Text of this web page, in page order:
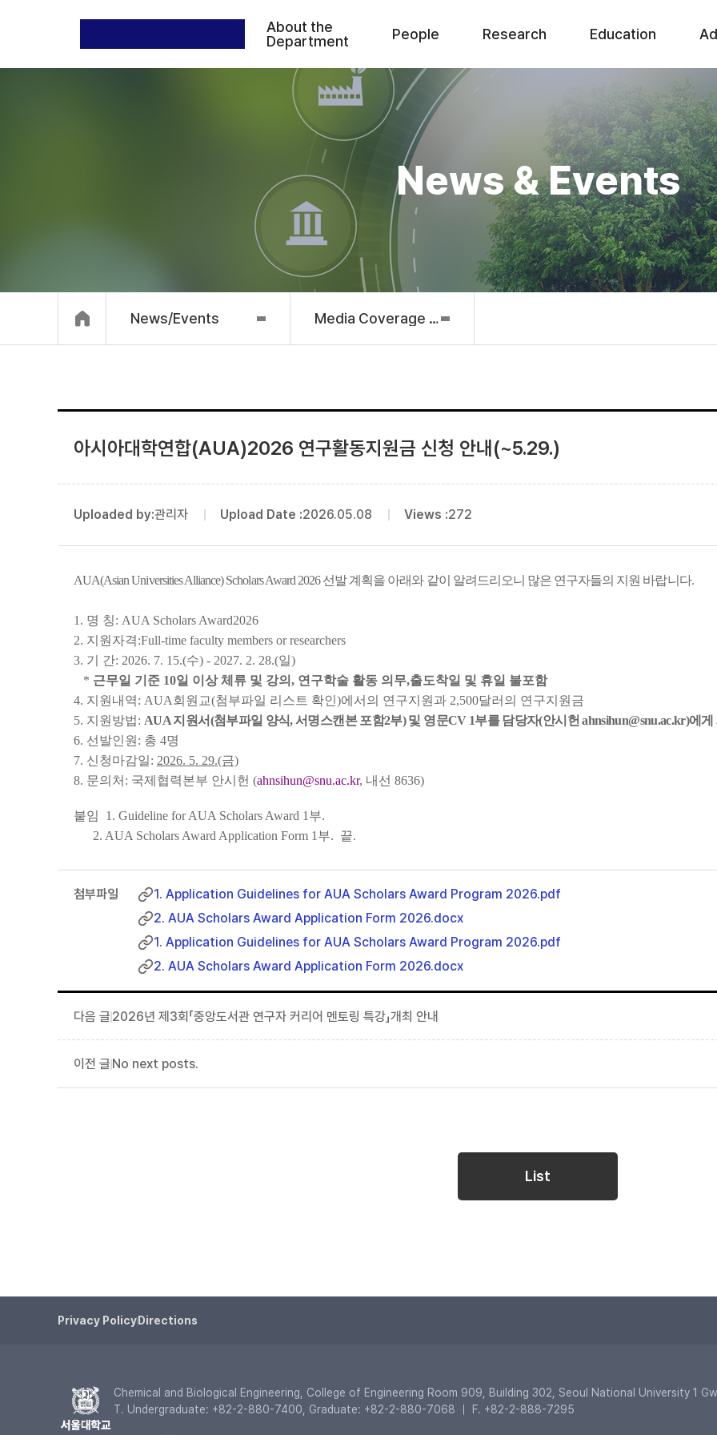
About the
Department
People Research Education
News & Events
News/Events Media Coverage & Awards
아시아대학연합(AUA)2026 연구활동지원금 신청 안내(~5.29.)
Uploaded by:관리자 Upload Date :2026.05.08 Views :272
AUA(Asian Universities Alliance) Scholars Award 2026 선발 계획을 아래와 같이 알려드리오니 많은 연구자들의 지원 바랍니다.
1. 명 칭: AUA Scholars Award2026
2. 지원자격:Full-time faculty members or researchers
3. 기 간: 2026. 7. 15.(수) - 2027. 2. 28.(일)
* 근무일 기준 10일 이상 체류 및 강의, 연구학술 활동 의무,출도착일 및 휴일 불포함
4. 지원내역: AUA회원교(첨부파일 리스트 확인)에서의 연구지원과 2,500달러의 연구지원금
5. 지원방법: AUA 지원서(첨부파일 양식, 서명스캔본 포함2부) 및 영문CV 1부를 담당자(안시헌 ahnsihun@snu.ac.kr)
6. 선발인원: 총 4명
7. 신청마감일: 2026. 5. 29.(금)
8. 문의처: 국제협력본부 안시헌 (ahnsihun@snu.ac.kr, 내선 8636)
붙임 1. Guideline for AUA Scholars Award 1부.
2. AUA Scholars Award Application Form 1부. 끝.
1. Application Guidelines for AUA Scholars Award Program 2026.pdf
2. AUA Scholars Award Application Form 2026.docx
1. Application Guidelines for AUA Scholars Award Program 2026.pdf
2. AUA Scholars Award Application Form 2026.docx
2026년 제3회「중앙도서관 연구자 커리어 멘토링 특강」개최 안내
No next posts.
List
Privacy Policy Directions
Chemical and Biological Engineering, College of Engineering Room 909, Building 302, Seoul National University 1
T. Undergraduate: +82-2-880-7400, Graduate: +82-2-880-7068 ｜ F. +82-2-888-7295